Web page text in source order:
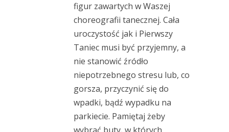
figur zawartych w Waszej
choreografii tanecznej. Cała
uroczystość jak i Pierwszy
Taniec musi być przyjemny, a
nie stanowić źródło
niepotrzebnego stresu lub, co
gorsza, przyczynić się do
wpadki, bądź wypadku na
parkiecie. Pamiętaj żeby